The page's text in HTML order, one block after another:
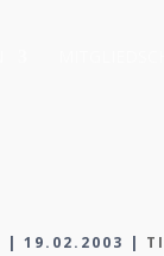
|19.02.2003 |